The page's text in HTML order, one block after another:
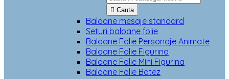
 Cauta
Baloane mesaje standard
Seturi baloane folie
Baloane Folie Personaje Animate
Baloane Folie Figurina
Baloane Folie Mini Figurina
Baloane Folie Botez